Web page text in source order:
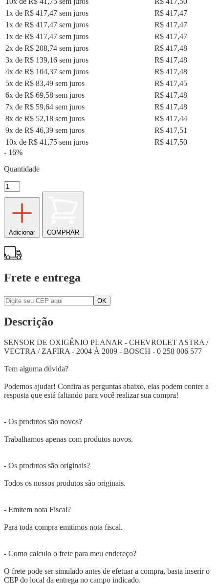
1x de R$ 417,47 sem juros
R$ 417,47
1x de R$ 417,47 sem juros
R$ 417,47
1x de R$ 417,47 sem juros
R$ 417,47
2x de R$ 208,74 sem juros
R$ 417,48
3x de R$ 139,16 sem juros
R$ 417,48
4x de R$ 104,37 sem juros
R$ 417,48
5x de R$ 83,49 sem juros
R$ 417,45
6x de R$ 69,58 sem juros
R$ 417,48
7x de R$ 59,64 sem juros
R$ 417,48
8x de R$ 52,18 sem juros
R$ 417,44
9x de R$ 46,39 sem juros
R$ 417,51
10x de R$ 41,75 sem juros
R$ 417,50
- 16%
Quantidade
Adicionar COMPRAR
Frete e entrega
Descrição
SENSOR DE OXIGÊNIO PLANAR - CHEVROLET ASTRA /
VECTRA / ZAFIRA - 2004 À 2009 - BOSCH - 0 258 006 577
Tem alguma dúvida?
Podemos ajudar! Confira as perguntas abaixo, elas podem conter a
resposta que está faltando para você realizar sua compra!
- Os produtos são novos?
Trabalhamos apenas com produtos novos.
- Os produtos são originais?
Todos os nossos produtos são originais.
- Emitem nota Fiscal?
Para toda compra emitimos nota fiscal.
- Como calculo o frete para meu endereço?
O frete pode ser simulado antes de efetuar a compra, basta inserir o
CEP do local da entrega no campo indicado.